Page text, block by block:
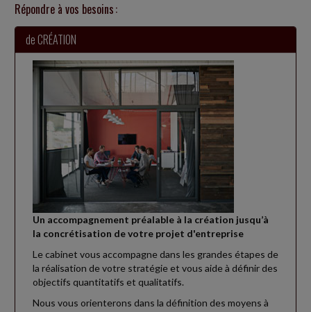
PILIER 2 : UN DÉLAI SUPPLÉMENTAIRE POUR LA DÉCLARATION
GIR
Dans le cadre de l'imposition minimale des groupes multinationaux
(réforme dite « Pilier 2 »), et pour tenir compte des difficultés
rencontrées par les...
-29/07/2026
AVANTAGES GARANTIS AUX SALARIÉS ÉLUS MUNICIPAUX EN
CAS D'ABSENCE
Une loi du 22 décembre 2025 a créé un statut de l'élu local afin de
faciliter la conciliation de l'exercice d'un mandat d'élu local avec la vie
professionnelle...
Social- 28/07/2026
Un salarié avait été licencié pour faute grave par son employeur
après avoir tenu des propos inappropriés à l'encontre de trois
Répondre à vos besoins :
de CRÉATION
Un accompagnement préalable à la création jusqu’à
la concrétisation de votre projet d'entreprise
Le cabinet vous accompagne dans les grandes étapes de
la réalisation de votre stratégie et vous aide à définir des
objectifs quantitatifs et qualitatifs.
Nous vous orienterons dans la définition des moyens à